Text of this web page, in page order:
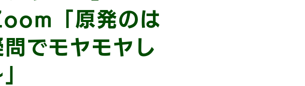
「原発のは
でモヤモヤし